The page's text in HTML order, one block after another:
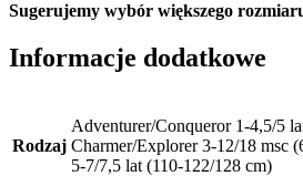
Sugerujemy wybór większego
Informacje dodatkowe
Rodzaj
Adventurer/Conqueror 1-4,5/5
Charmer/Explorer 3-12/18 msc
5-7/7,5 lat (110-122/128 cm)